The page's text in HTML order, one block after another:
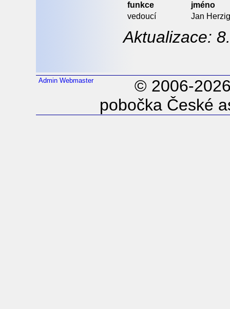
funkce
jméno
vedoucí
Jan Herzig
Aktualizace:
Admin Webmaster
© 2006-
pobočka České